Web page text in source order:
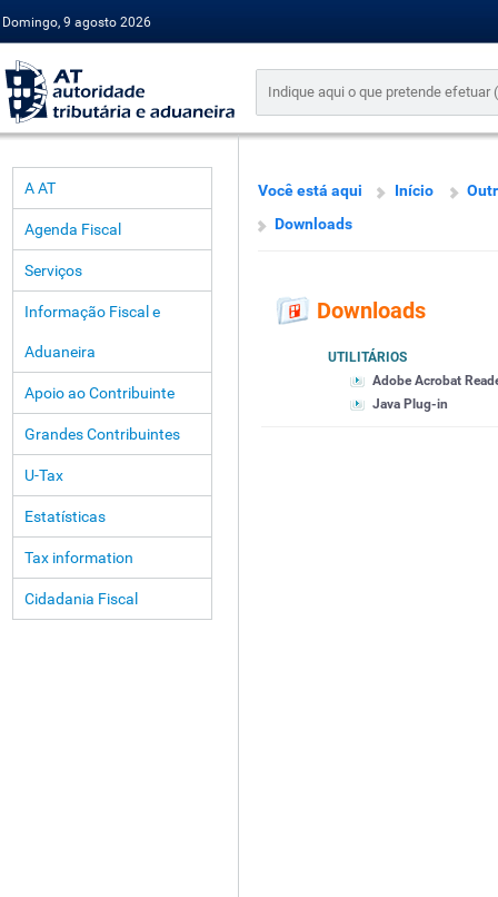
Domingo, 9 agosto 2026
A AT
Agenda Fiscal
Serviços
Informação Fiscal e
Aduaneira
Apoio ao Contribuinte
Grandes Contribuintes
U-Tax
Estatísticas
Tax information
Cidadania Fiscal
Você está aqui Início
Downloads
Downloads
UTILITÁRIOS
Adobe Acrobat
Java Plug-in